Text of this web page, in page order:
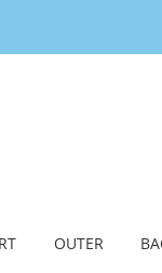
OUTER